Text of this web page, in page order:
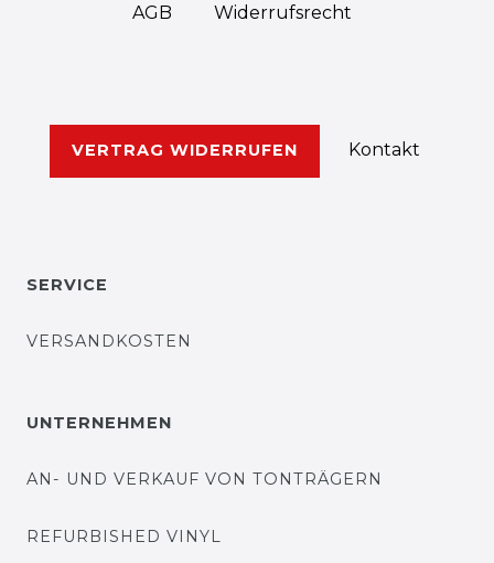
AGB Widerrufs­recht
VERTRAG WIDERRUFEN Kontakt
SERVICE
VERSANDKOSTEN
UNTERNEHMEN
AN- UND VERKAUF VON TONTRÄGERN
REFURBISHED VINYL